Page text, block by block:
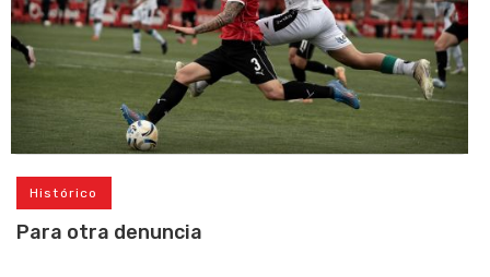
Histórico
Para otra denuncia